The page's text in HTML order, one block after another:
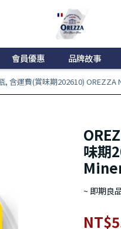
會員優惠 品牌故事
含運費(賞味期202610)
味期
~ 即期良